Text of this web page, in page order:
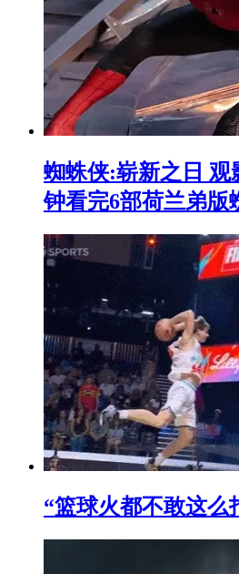
蜘蛛侠:崭新之日 观
钟看完6部荷兰弟版
“篮球火都不敢这么